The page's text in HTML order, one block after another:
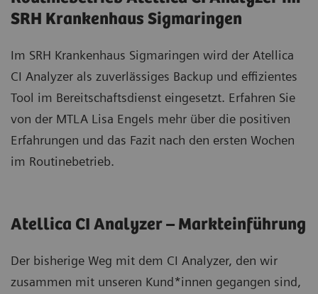
SRH Krankenhaus Sigmaringen
Im SRH Krankenhaus Sigmaringen wird der Atellica
CI Analyzer als zuverlässiges Backup und effizientes
Tool im Bereitschaftsdienst eingesetzt. Erfahren Sie
von der MTLA Lisa Engels mehr über die positiven
Erfahrungen und das Fazit nach den ersten Wochen
im Routinebetrieb.
Atellica CI Analyzer – Markteinführung
Der bisherige Weg mit dem CI Analyzer, den wir
zusammen mit unseren Kund*innen gegangen sind,